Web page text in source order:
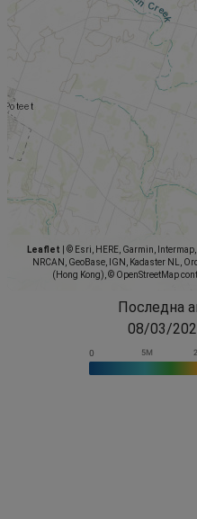
Leaflet
© Esri, HERE, Garmin, Intermap,
NRCAN, GeoBase, IGN, Kadaster NL,
(Hong Kong), © OpenStreetMap
Последна
08/03/